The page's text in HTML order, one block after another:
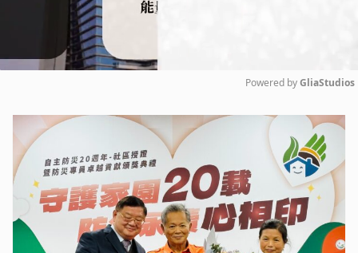
Mute
Powered by GliaStudios